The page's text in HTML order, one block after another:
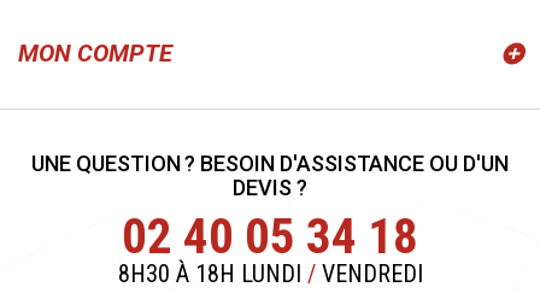
MON COMPTE
UNE QUESTION ? BESOIN D'ASSISTANCE OU D'UN
DEVIS ?
02 40 05 34 18
8H30 À 18H LUNDI /VENDREDI